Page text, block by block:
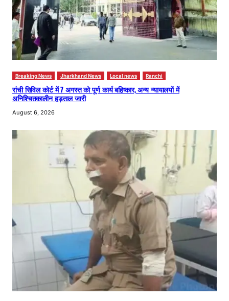
Breaking News Jharkhand News Local news Ranchi
रांची सिविल कोर्ट में 7 अगस्त को पूर्ण कार्य बहिष्कार, अन्य न्यायालयों में
अनिश्चितकालीन हड़ताल जारी
August 6, 2026